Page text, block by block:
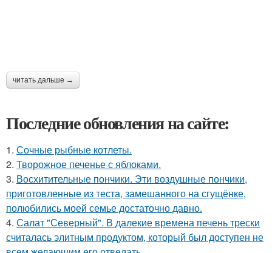
читать дальше →
Последние обновления на сайте:
1. Сочные рыбные котлеты.
2. Творожное печенье с яблоками.
3. Восхитительные пончики. Эти воздушные пончики,
приготовленные из теста, замешанного на сгущёнке,
полюбились моей семье достаточно давно.
4. Салат "Северный". В далекие времена печень трески
считалась элитным продуктом, который был доступен не